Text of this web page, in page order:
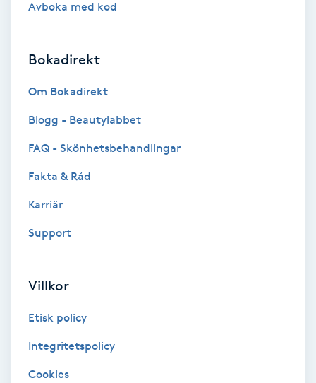
Kemisk peeling
Kinesiologi
Kinesisk medicin
Klangmassage
Klippning
Klippning & Slingor
Klippning ungdom
Avboka med kod
Bokadirekt
Om Bokadirekt
Blogg - Beautylabbet
FAQ - Skönhetsbehandlingar
Fakta & Råd
Karriär
Support
Villkor
Etisk policy
Integritetspolicy
Cookies